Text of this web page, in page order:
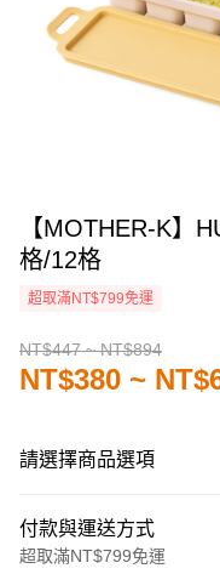
【MOTHER-K】
格/12格
超取滿NT$799免運
NT$447 ~ NT$894
NT$380 ~
請選擇商品選項
付款與運送方式
超取滿NT$799免運